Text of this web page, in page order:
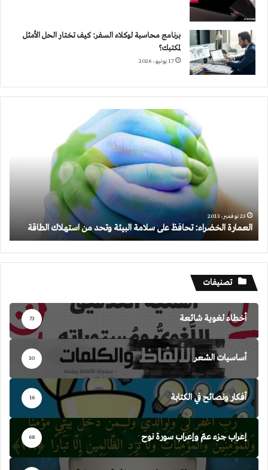
برنامج محاسبة لوكلاء السفر: كيف تختار الحل الأمثل
لمكتبك؟
17 يونيو، 2026
استهلاك
الطاقة
23 نوفمبر، 2013
العمارة الخضراء: تحافظ على سلامة البيئة وتحد من استهلاك الطاقة
تصنيفات
أخطاء لغوية شائعة 73
أساسيات الشعر 10
أفكار ونصائح في الكتابة 16
إعراب جزء عمّ وإعراب سورة نوح 68